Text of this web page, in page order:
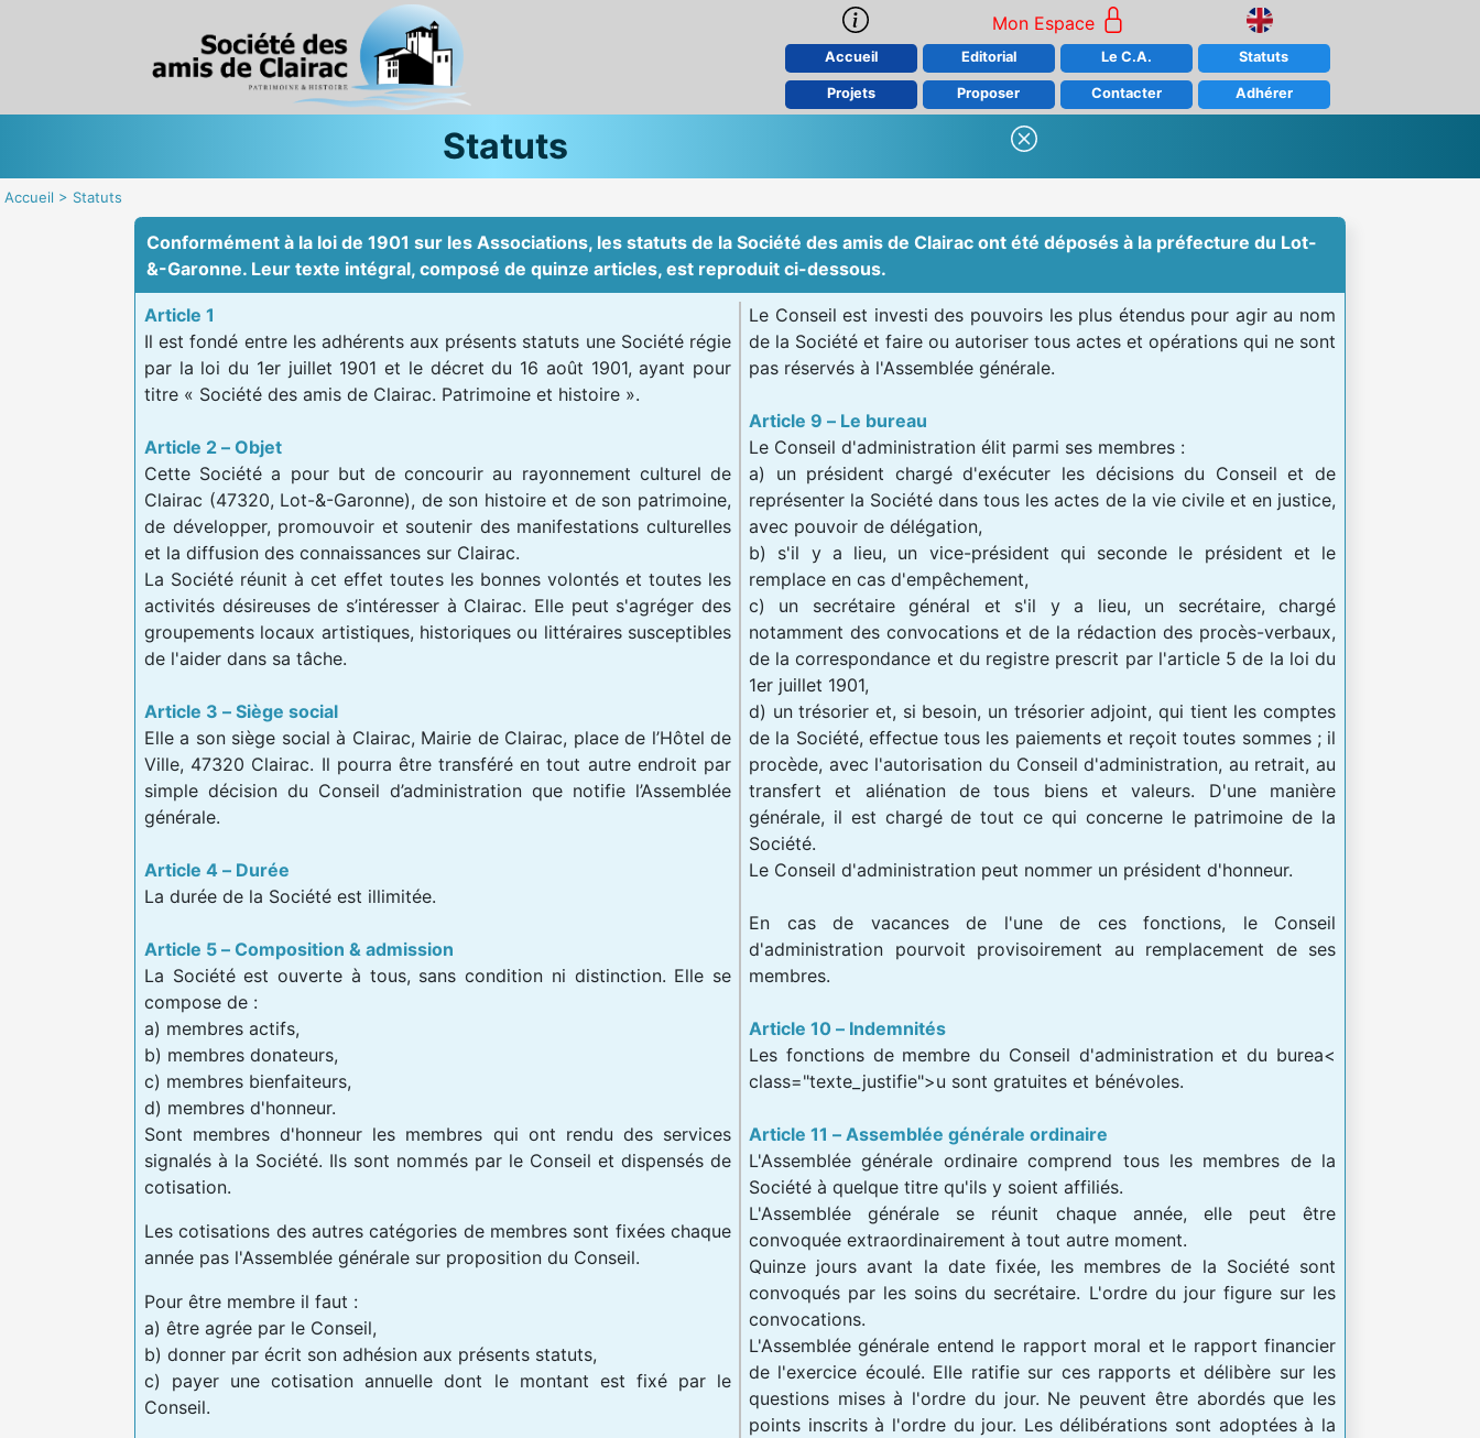
Mon Espace
Accueil Editorial Le C.A. Statuts
Projets Proposer Contacter Adhérer
Statuts
Accueil > Statuts
Conformément à la loi de 1901 sur les Associations, les statuts de la Société des amis de Clairac ont été déposés à la préfecture du Lot-
&-Garonne. Leur texte intégral, composé de quinze articles, est reproduit ci-dessous.
Article 1
Il est fondé entre les adhérents aux présents statuts une Société régie
par la loi du 1er juillet 1901 et le décret du 16 août 1901, ayant pour
titre « Société des amis de Clairac. Patrimoine et histoire ».
Article 2 – Objet
Cette Société a pour but de concourir au rayonnement culturel de
Clairac (47320, Lot-&-Garonne), de son histoire et de son patrimoine,
de développer, promouvoir et soutenir des manifestations culturelles
et la diffusion des connaissances sur Clairac.
La Société réunit à cet effet toutes les bonnes volontés et toutes les
activités désireuses de s’intéresser à Clairac. Elle peut s'agréger des
groupements locaux artistiques, historiques ou littéraires susceptibles
de l'aider dans sa tâche.
Article 3 – Siège social
Elle a son siège social à Clairac, Mairie de Clairac, place de l’Hôtel de
Ville, 47320 Clairac. Il pourra être transféré en tout autre endroit par
simple décision du Conseil d’administration que notifie l’Assemblée
générale.
Article 4 – Durée
La durée de la Société est illimitée.
Article 5 – Composition & admission
La Société est ouverte à tous, sans condition ni distinction. Elle se
compose de :
a) membres actifs,
b) membres donateurs,
c) membres bienfaiteurs,
d) membres d'honneur.
Sont membres d'honneur les membres qui ont rendu des services
signalés à la Société. Ils sont nommés par le Conseil et dispensés de
cotisation.
Les cotisations des autres catégories de membres sont fixées chaque
année pas l'Assemblée générale sur proposition du Conseil.
Pour être membre il faut :
a) être agrée par le Conseil,
b) donner par écrit son adhésion aux présents statuts,
c) payer une cotisation annuelle dont le montant est fixé par le
Conseil.
Le Conseil est investi des pouvoirs les plus étendus pour agir au nom
de la Société et faire ou autoriser tous actes et opérations qui ne sont
pas réservés à l'Assemblée générale.
Article 9 – Le bureau
Le Conseil d'administration élit parmi ses membres :
a) un président chargé d'exécuter les décisions du Conseil et de
représenter la Société dans tous les actes de la vie civile et en justice,
avec pouvoir de délégation,
b) s'il y a lieu, un vice-président qui seconde le président et le
remplace en cas d'empêchement,
c) un secrétaire général et s'il y a lieu, un secrétaire, chargé
notamment des convocations et de la rédaction des procès-verbaux,
de la correspondance et du registre prescrit par l'article 5 de la loi du
1er juillet 1901,
d) un trésorier et, si besoin, un trésorier adjoint, qui tient les comptes
de la Société, effectue tous les paiements et reçoit toutes sommes ; il
procède, avec l'autorisation du Conseil d'administration, au retrait, au
transfert et aliénation de tous biens et valeurs. D'une manière
générale, il est chargé de tout ce qui concerne le patrimoine de la
Société.
Le Conseil d'administration peut nommer un président d'honneur.
En cas de vacances de l'une de ces fonctions, le Conseil
d'administration pourvoit provisoirement au remplacement de ses
membres.
Article 10 – Indemnités
Les fonctions de membre du Conseil d'administration et du burea<
class="texte_justifie">u sont gratuites et bénévoles.
Article 11 – Assemblée générale ordinaire
L'Assemblée générale ordinaire comprend tous les membres de la
Société à quelque titre qu'ils y soient affiliés.
L'Assemblée générale se réunit chaque année, elle peut être
convoquée extraordinairement à tout autre moment.
Quinze jours avant la date fixée, les membres de la Société sont
convoqués par les soins du secrétaire. L'ordre du jour figure sur les
convocations.
L'Assemblée générale entend le rapport moral et le rapport financier
de l'exercice écoulé. Elle ratifie sur ces rapports et délibère sur les
questions mises à l'ordre du jour. Ne peuvent être abordés que les
points inscrits à l'ordre du jour. Les délibérations sont adoptées à la